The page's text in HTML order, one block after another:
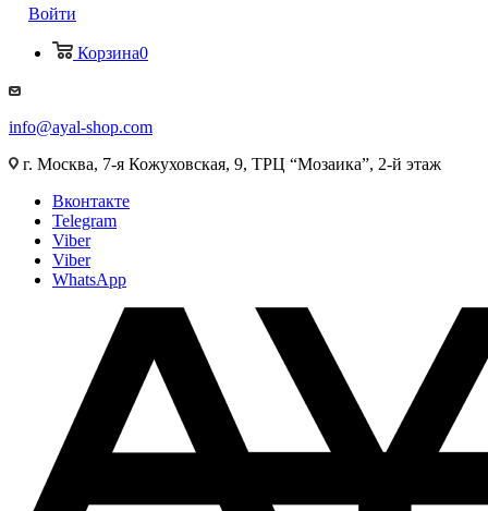
Войти
Корзина0
info@ayal-shop.com
г. Москва, 7-я Кожуховская, 9, ТРЦ “Мозаика”, 2-й этаж
Вконтакте
Telegram
Viber
Viber
WhatsApp